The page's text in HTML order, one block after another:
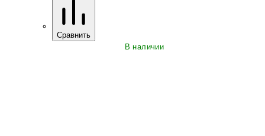
Сравнить
В наличии